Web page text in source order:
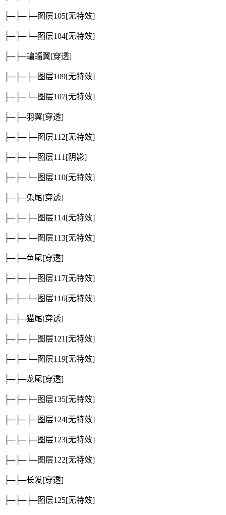
├─├─├─图层105[无特效]
├─├─└─图层104[无特效]
├─├─蝙蝠翼[穿透]
├─├─├─图层109[无特效]
├─├─└─图层107[无特效]
├─├─羽翼[穿透]
├─├─├─图层112[无特效]
├─├─├─图层111 [阴影]
├─├─└─图层110[无特效]
├─├─兔尾[穿透]
├─├─├─图层114[无特效]
├─├─└─图层113[无特效]
├─├─鱼尾[穿透]
├─├─├─图层117[无特效]
├─├─└─图层116[无特效]
├─├─猫尾[穿透]
├─├─├─图层121 [无特效]
├─├─└─图层119[无特效]
├─├─龙尾[穿透]
├─├─├─图层135[无特效]
├─├─├─图层124[无特效]
├─├─├─图层123[无特效]
├─├─└─图层122[无特效]
├─├─长发[穿透]
├─├─├─图层125[无特效]